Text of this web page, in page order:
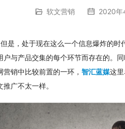
软文营销 2020年
是，处于现在这么一个信息爆炸的
与产品交集的每个环节而存在的。同
营销中比较前置的一环， 智汇蓝媒这
广不太一样。